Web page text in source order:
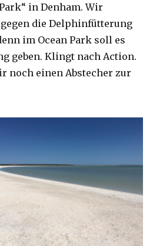
in Denham. Wir
die Delphinfütterung
im Ocean Park soll es
geben. Klingt nach Action.
noch einen Abstecher zur